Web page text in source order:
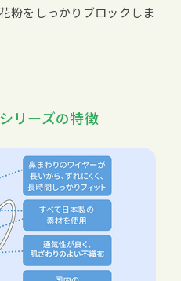
粉をしっかりブロックしま
リーズの特徴